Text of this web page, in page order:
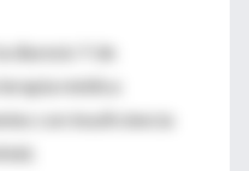
diuresis Y de
médica
con insuficiencia